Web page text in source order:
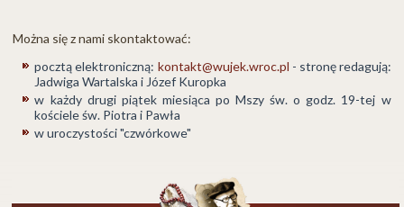
Można się z nami skontaktować:
pocztą elektroniczną: kontakt@wujek.wroc.pl - stronę redagują:
Jadwiga Wartalska i Józef Kuropka
w każdy drugi piątek miesiąca po Mszy św. o godz. 19-tej w
kościele św. Piotra i Pawła
w uroczystości "czwórkowe"